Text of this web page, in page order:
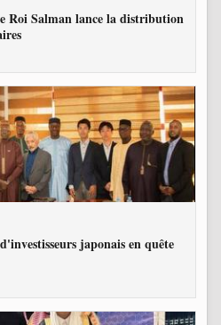
Roi Salman lance la distribution
japonais en quête